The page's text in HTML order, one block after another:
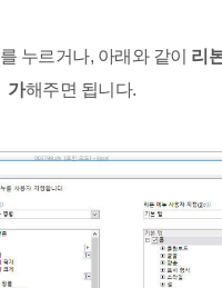
를 누르거나, 아래와 같이 리
가해주면 됩니다.